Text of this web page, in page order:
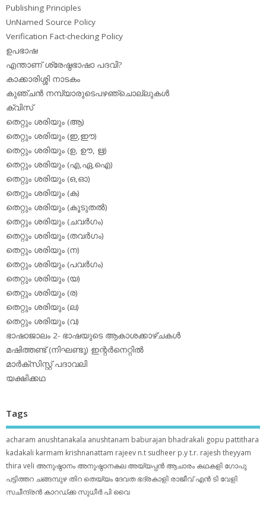
Publishing Principles
UnNamed Source Policy
Verification Fact-checking Policy
ഉപഭാഷ
എന്താണ് ശ്രേഷ്ഠഭാഷാ പദവി?
കാക്കാരിശ്ശി നാടകം
കുഞ്ചന്‍ നമ്പ്യാരുടെപഴഞ്ചൊല്ലുകള്‍
ക്വിസ്
തെറ്റും ശരിയും (ആ)
തെറ്റും ശരിയും (ഇ,ഈ)
തെറ്റും ശരിയും (ഉ, ഊ, ഋ)
തെറ്റും ശരിയും (എ,ഏ,ഐ)
തെറ്റും ശരിയും (ഒ,ഓ)
തെറ്റും ശരിയും (ക)
തെറ്റും ശരിയും (കൂടുതല്‍)
തെറ്റും ശരിയും (ചവര്‍ഗം)
തെറ്റും ശരിയും (തവര്‍ഗം)
തെറ്റും ശരിയും (ന)
തെറ്റും ശരിയും (പവര്‍ഗം)
തെറ്റും ശരിയും (യ)
തെറ്റും ശരിയും (ര)
തെറ്റും ശരിയും (ല)
തെറ്റും ശരിയും (വ)
ഭാഷാജാലം 2- ഭാഷയുടെ ആകാശക്കാഴ്ചകള്‍
മഷിത്തണ്ട് (നിഘണ്ടു) ഇന്റര്‍നെറ്റില്‍
മാര്‍ക്‌സിസ്റ്റ് പദാവലി
യക്ഷിക്കഥ
Tags
acharam anushtanakala anushtanam baburajan bhadrakali gopu pattithara
kadakali karmam krishnanattam rajeev n.t sudheer p.yt.r. rajesh theyyam
thira veli അനുഷ്ഠാനം അനുഷ്ഠാനകല അയ്യപ്പന്‍ ആചാരം കഥകളി ഗോപു
പട്ടിത്തറ ചങ്ങമ്പുഴ തിറ തെയ്യം ദേവത ഭദ്രകാളി രാജീവ് എൻ ടി വേളി
സചീന്ദ്രന്‍ കാറഡ്ക്ക സുധീര്‍ പി വൈ